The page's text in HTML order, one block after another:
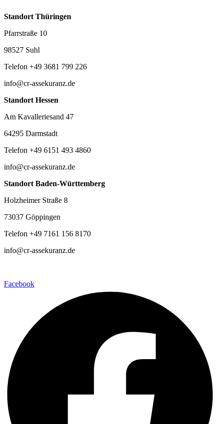
Standort Thüringen
Pfarrstraße 10
98527 Suhl
Telefon +49 3681 799 226
info@cr-assekuranz.de
Standort Hessen
Am Kavalleriesand 47
64295 Darmstadt
Telefon +49 6151 493 4860
info@cr-assekuranz.de
Standort Baden-Württemberg
Holzheimer Straße 8
73037 Göppingen
Telefon +49 7161 156 8170
info@cr-assekuranz.de
Facebook